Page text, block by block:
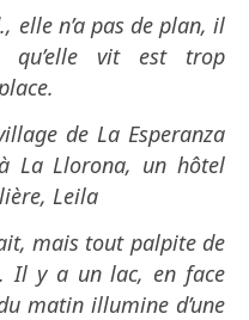
elle n’a pas de plan, il
vit est trop
de La Esperanza
La Llorona, un hôtel
Leila
mais tout palpite de
Il y a un lac, en face
matin illumine d’une